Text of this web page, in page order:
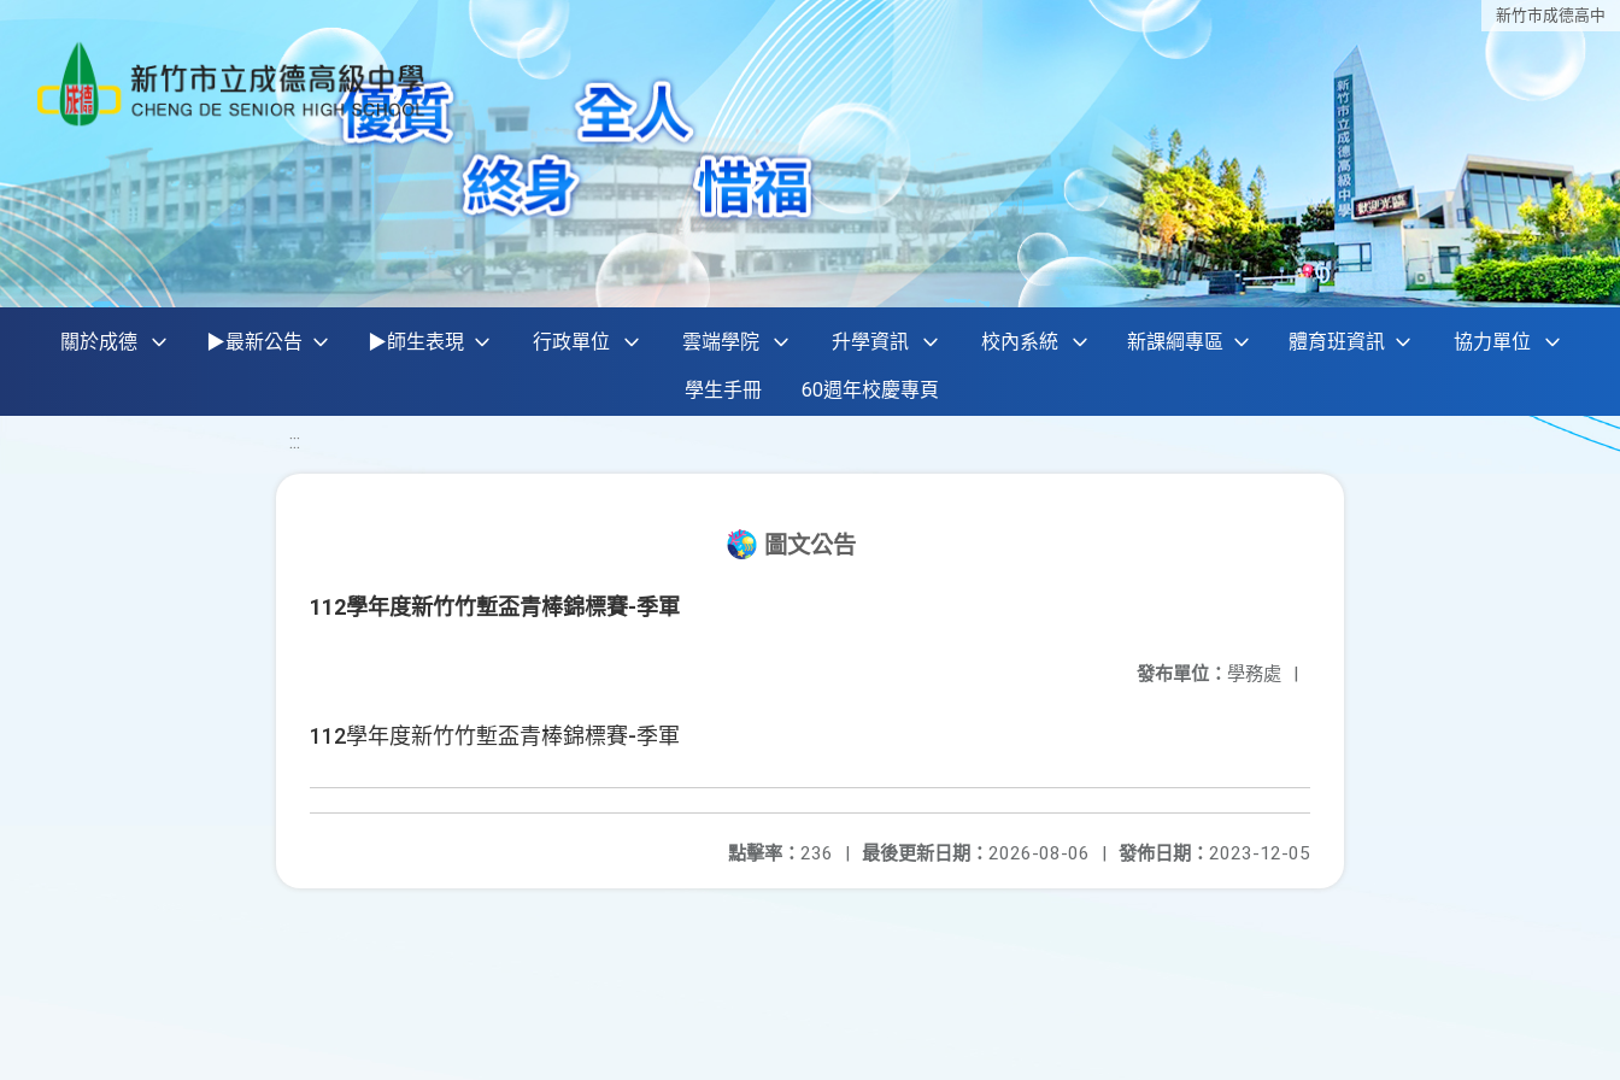
新竹巿成德高中
關於成德 ▶最新公告 ▶師生表現 行政單位 雲端學院 升學資訊 校內系統 新課綱專區 體育班資訊 協力單位
學生手冊 60週年校慶專頁
:::
圖文公告
112學年度新竹竹塹盃青棒錦標賽-季軍
發布單位： 學務處 |
112學年度新竹竹塹盃青棒錦標賽-季軍
發佈日期： 2023-12-05
最後更新日期： 2026-08-06 |
點擊率： 236 |